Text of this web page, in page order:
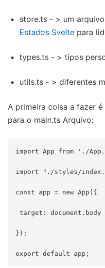
store.ts - > um
Estados Svelte para
types.ts - > tipos
utils.ts - > diferentes
A primeira coisa a fazer
para o main.ts Arquivo:
import App from './
import "./styles/
const app = new App({
target: document.body
});